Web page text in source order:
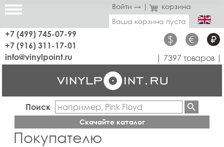
Войти → |
корзина
Ваша корзина пуста
+7 (499) 745-07-99
+7 (916) 311-17-01
$ € ₽
info@vinylpoint.ru | 7397 товаров |
Поиск
Скачайте каталог
Покупателю